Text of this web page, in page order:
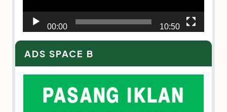
00:00 10:50
ADS SPACE B